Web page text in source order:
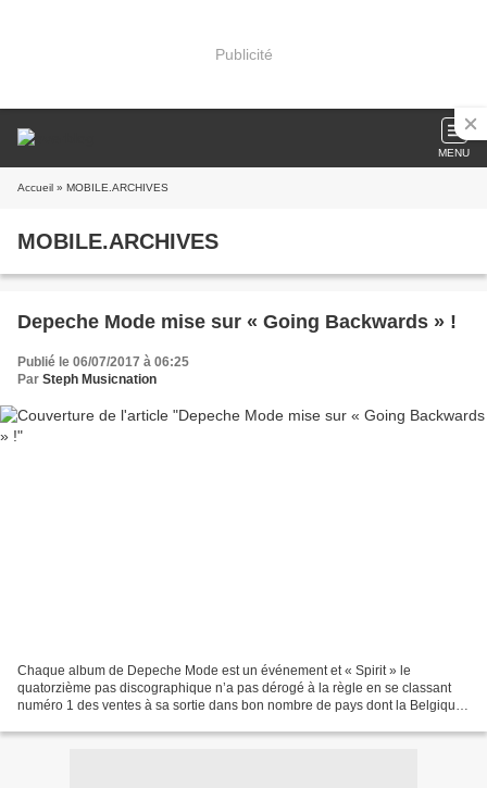
Publicité
MENU
Accueil » MOBILE.ARCHIVES
MOBILE.ARCHIVES
Depeche Mode mise sur « Going Backwards » !
Publié le 06/07/2017 à 06:25
Par Steph Musicnation
Chaque album de Depeche Mode est un événement et « Spirit » le
quatorzième pas discographique n’a pas dérogé à la règle en se classant
numéro 1 des ventes à sa sortie dans bon nombre de pays dont la Belgique,